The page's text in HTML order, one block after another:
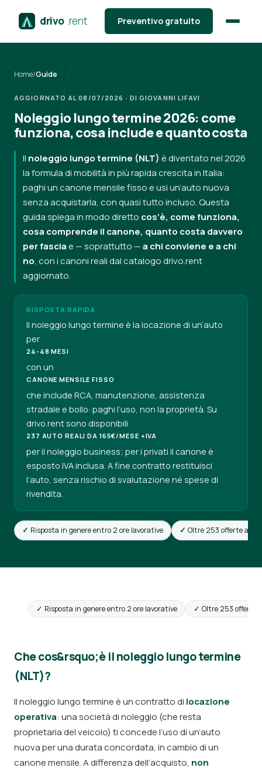
drivo .rent Preventivo gratuito
Home/Guide
AGGIORNATO AL 08/07/2026 · DI GIOVANNI LIFAVI
Noleggio lungo termine 2026: come
funziona, cosa include e quanto costa
Il noleggio lungo termine (NLT) è diventato nel 2026
la formula di mobilità in più rapida crescita in Italia:
paghi un canone mensile fisso e usi un’auto nuova
senza acquistarla, con quasi tutto incluso. Questa
guida spiega in modo diretto cos’è, come funziona,
cosa comprende il canone, quanto costa davvero
per fasciae — soprattutto —a chi conviene e a chi
no, con i canoni reali dal catalogo drivo.rent
aggiornato.
RISPOSTA RAPIDA
Il noleggio lungo termine è la locazione di un’auto
per
24-48 MESI
con un
CANONE MENSILE FISSO
che include RCA, manutenzione, assistenza
stradale e bollo: paghi l’uso, non la proprietà. Su
drivo.rent sono disponibili
237 AUTO REALI DA 165€/MESE +IVA
per il noleggio business; per i privati il canone è
esposto IVA inclusa. A fine contratto restituisci
l’auto, senza rischio di svalutazione né spese di
rivendita.
Risposta in genere entro 2 ore lavorative Oltre 253 offerte attive
✓ Risposta in genere entro 2 ore lavorative ✓ Oltre 253 offerte
Che cos&rsquo;è il noleggio lungo termine
(NLT)?
Il noleggio lungo termine è un contratto di locazione
operativa: una società di noleggio (che resta
proprietaria del veicolo) ti concede l’uso di un’auto
nuova per una durata concordata, in cambio di un
canone mensile. A differenza dell’acquisto, non